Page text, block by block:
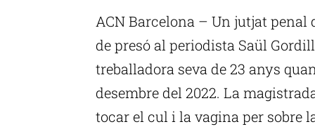
ACN Barcelona – Un jutjat
de presó al periodista Saül
treballadora seva de 23 anys
desembre del 2022. La
tocar el cul i la vagina per sobre